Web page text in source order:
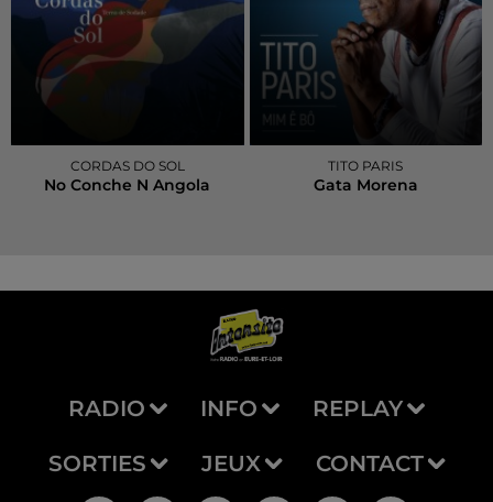
CORDAS DO SOL
No Conche N Angola
TITO PARIS
Gata Morena
RADIO INFO REPLAY
SORTIES JEUX CONTACT